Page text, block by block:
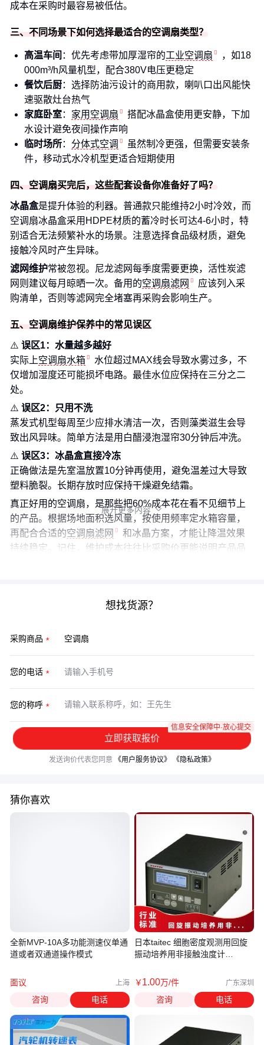
成本在采购时最容易被低估。
三、不同场景下如何选择最适合的空调扇类型？
高温车间 ：优先考虑带加厚湿帘的工业空调扇
，如18
000m³/h风量机型，配合380V电压更稳定
餐饮后厨：选择防油污设计的商用款，喇叭口出风能快
速驱散灶台热气
家庭卧室： 家用空调扇
搭配冰晶盒使用更安静，下加
水设计避免夜间操作声响
临时场所： 分体式空调
虽然制冷更强，但需要安装条
件，移动式水冷机型更适合短期使用
四、空调扇买完后，这些配套设备你准备好了吗？
冰晶盒是提升体验的利器。普通款只能维持2小时冷效，而
空调扇冰晶盒采用HDPE材质的蓄冷时长可达4-6小时，特
别适合无法频繁补水的场景。注意选择食品级材质，避免
接触冷风时产生异味。
滤网维护常被忽视。尼龙滤网每季度需要更换，活性炭滤
网则建议每月晾晒一次。备用的空调扇滤网
应该列入采
购清单，否则等滤网完全堵塞再采购会影响生产。
五、空调扇维护保养中的常见误区
⚠️ 误区1：水量越多越好
实际上空调扇水箱
水位超过MAX线会导致水雾过多，不
仅增加湿度还可能损坏电路。最佳水位应保持在三分之二
处。
⚠️ 误区2：只用不洗
蒸发式机型每周至少应排水清洁一次，否则藻类滋生会导
致出风异味。简单方法是用白醋浸泡湿帘30分钟后冲洗。
⚠️ 误区3：冰晶盒直接冷冻
正确做法是先室温放置10分钟再使用，避免温差过大导致
塑料脆裂。长期存放时应保持干燥避免结霜。
真正好用的空调扇，是那些把60%成本花在看不见细节上
的产品。根据场地面积选风量，按使用频率定水箱容量，
再配合合适的空调扇滤网
和冰晶方案，才能让降温效果
持续稳定。记住，维护成本往往比采购价更能说明产品品
展开更多内容 
想找货源？
采购商品
您的电话
您的称呼
立即获取报价
信息安全保障中·放心提交
发送询价代表您同意 《用户服务协议》 《隐私政策》
猜你喜欢
全新MVP-10A多功能测速仪单通
道或者双通道操作模式
面议 上海
咨询 电话
日本taitec 细胞密度观测用回旋
振动培养用非接触浊度计
￥1.00万/件 广东深圳
咨询 电话